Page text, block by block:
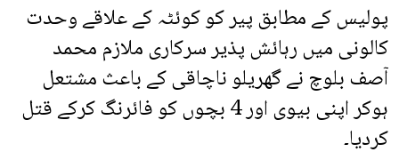
پولیس کے مطابق پیر کو کوئٹہ کے علاقے وحدت
کالونی میں رہائش پذیر سرکاری ملازم محمد
آصف بلوچ نے گھریلو ناچاقی کے باعث مشتعل
ہوکر اپنی بیوی اور 4 بچوں کو فائرنگ کرکے قتل
کردیا۔